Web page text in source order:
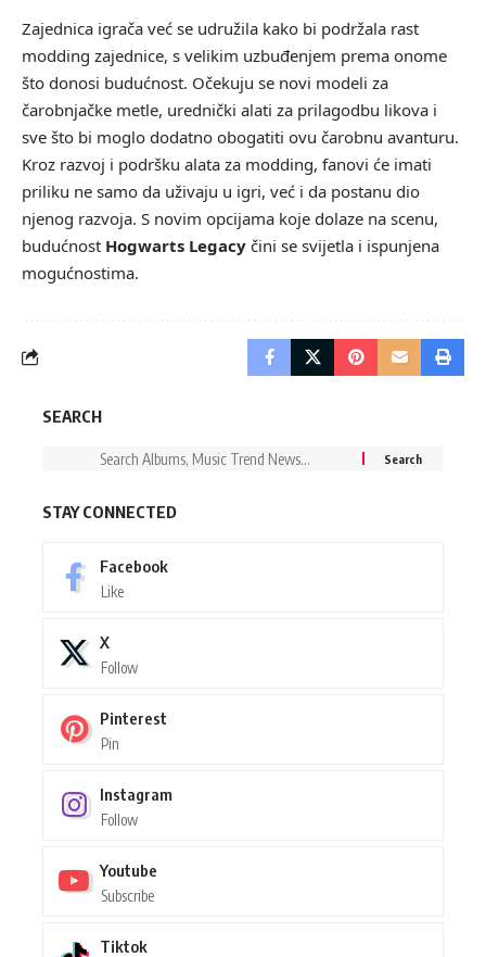
Zajednica igrača već se udružila kako bi podržala rast
modding zajednice, s velikim uzbuđenjem prema onome
što donosi budućnost. Očekuju se novi modeli za
čarobnjačke metle, urednički alati za prilagodbu likova i
sve što bi moglo dodatno obogatiti ovu čarobnu avanturu.
Kroz razvoj i podršku alata za modding, fanovi će imati
priliku ne samo da uživaju u igri, već i da postanu dio
njenog razvoja. S novim opcijama koje dolaze na scenu,
budućnost Hogwarts Legacy čini se svijetla i ispunjena
mogućnostima.
SEARCH
STAY CONNECTED
Facebook
Like
X
Follow
Pinterest
Pin
Instagram
Follow
Youtube
Subscribe
Tiktok